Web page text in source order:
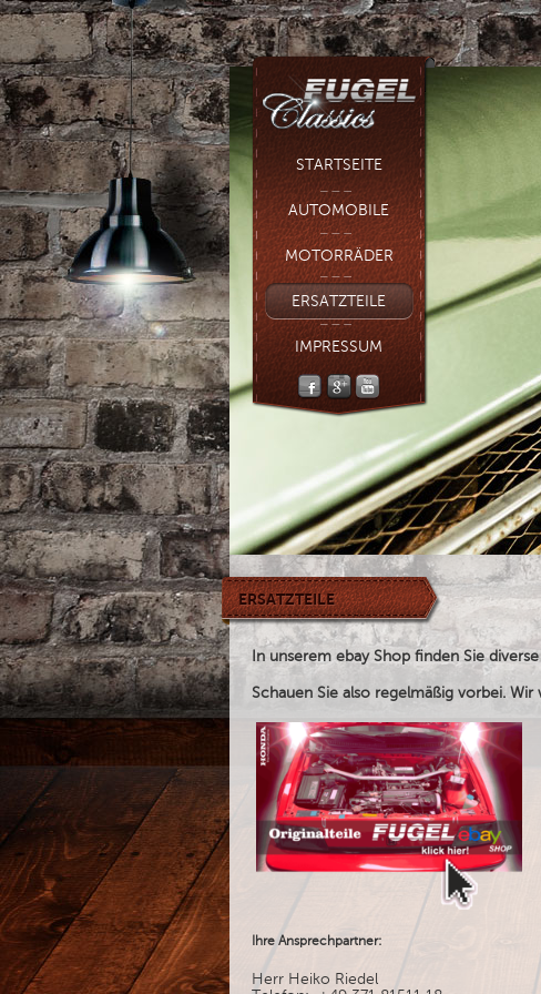
STARTSEITE
AUTOMOBILE
MOTORRÄDER
ERSATZTEILE
IMPRESSUM
ERSATZTEILE
In unserem ebay Shop finden Sie
Schauen Sie also regelmäßig vorbei.
Ihre Ansprechpartner:
Herr Heiko Riedel